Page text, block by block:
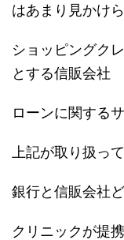
はあまり見かけ
ショッピングク
とする信販会社
ローンに関する
上記が取り扱っ
銀行と信販会社
クリニックが提